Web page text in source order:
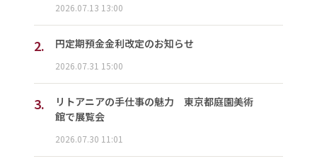
2026.07.13 13:00
2. 円定期預金金利改定のお知らせ
2026.07.31 15:00
3.
リトアニアの手仕事の魅力 東京都庭園美術
館で展覧会
2026.07.30 11:01